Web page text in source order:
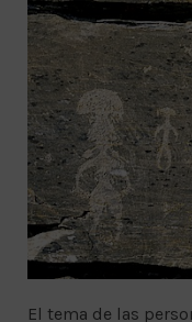
El tema de las